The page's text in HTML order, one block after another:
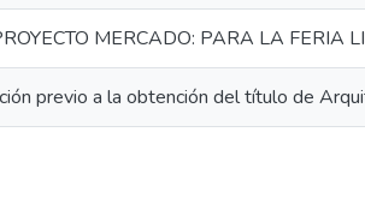
MERCADO: PARA LA FERIA
previo a la obtención del título de